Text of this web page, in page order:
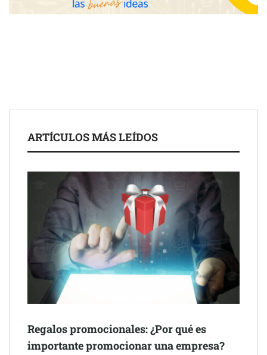
Schaeffler mejora su rentabilidad en el primer semestre de 2026
NOVA: innovación y diseño que transforman espacios de la
mano de Tormo Franquicias
ARTÍCULOS MÁS LEÍDOS
Regalos promocionales: ¿Por qué es
importante promocionar una empresa?